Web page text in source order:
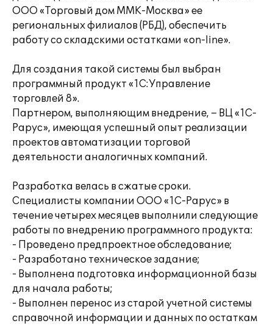
ООО «Торговый дом ММК-Москва» ее
региональных филиалов (РБД), обеспечить
работу со складскими остатками «on-line».
Для создания такой системы был выбран
программный продукт «1С:Управление
торговлей 8».
Партнером, выполняющим внедрение, – ВЦ «1С-
Рарус», имеющая успешный опыт реализации
проектов автоматизации торговой
деятельности аналогичных компаний.
Разработка велась в сжатые сроки.
Специалисты компании ООО «1С-Рарус» в
течение четырех месяцев выполнили следующие
работы по внедрению программного продукта:
- Проведено предпроектное обследование;
- Разработано техническое задание;
- Выполнена подготовка информационной базы
для начала работы;
- Выполнен перенос из старой учетной системы
справочной информации и данных по остаткам